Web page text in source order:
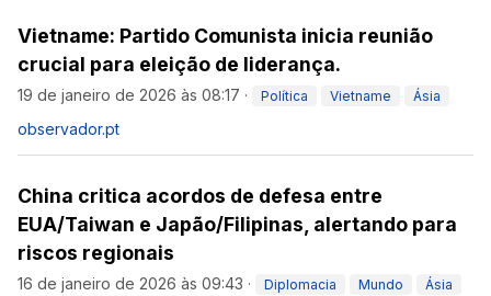
Vietname: Partido Comunista inicia reunião
crucial para eleição de liderança.
19 de janeiro de 2026 às 08:17 · Política Vietname Ásia
observador.pt
China critica acordos de defesa entre
EUA/Taiwan e Japão/Filipinas, alertando para
riscos regionais
16 de janeiro de 2026 às 09:43 · Diplomacia Mundo Ásia